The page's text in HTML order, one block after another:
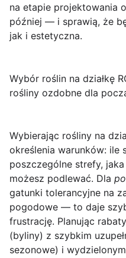
na etapie projektowania
później — i sprawią, że
jak i estetyczna.
Wybór roślin na działkę
rośliny ozdobne dla
Wybierając rośliny na
określenia warunków: ile
poszczególne strefy,
możesz podlewać. Dla
gatunki tolerancyjne na
pogodowe — to daje
frustrację. Planując
(byliny) z szybkim
sezonowe) i